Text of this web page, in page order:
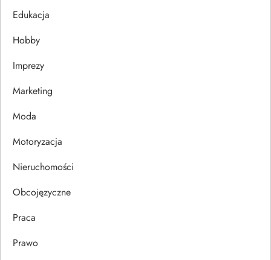
a
w
p
u
Edukacja
Hobby
Imprezy
Marketing
Moda
Motoryzacja
Nieruchomości
Obcojęzyczne
Praca
Prawo